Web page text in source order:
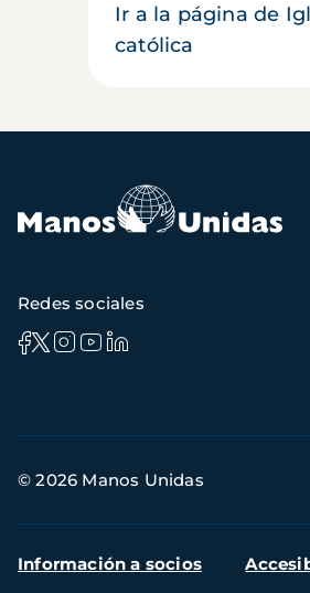
Ir a la página de
católica
Redes sociales
de
© 2026 Manos Unidas
Menú
Información a socios